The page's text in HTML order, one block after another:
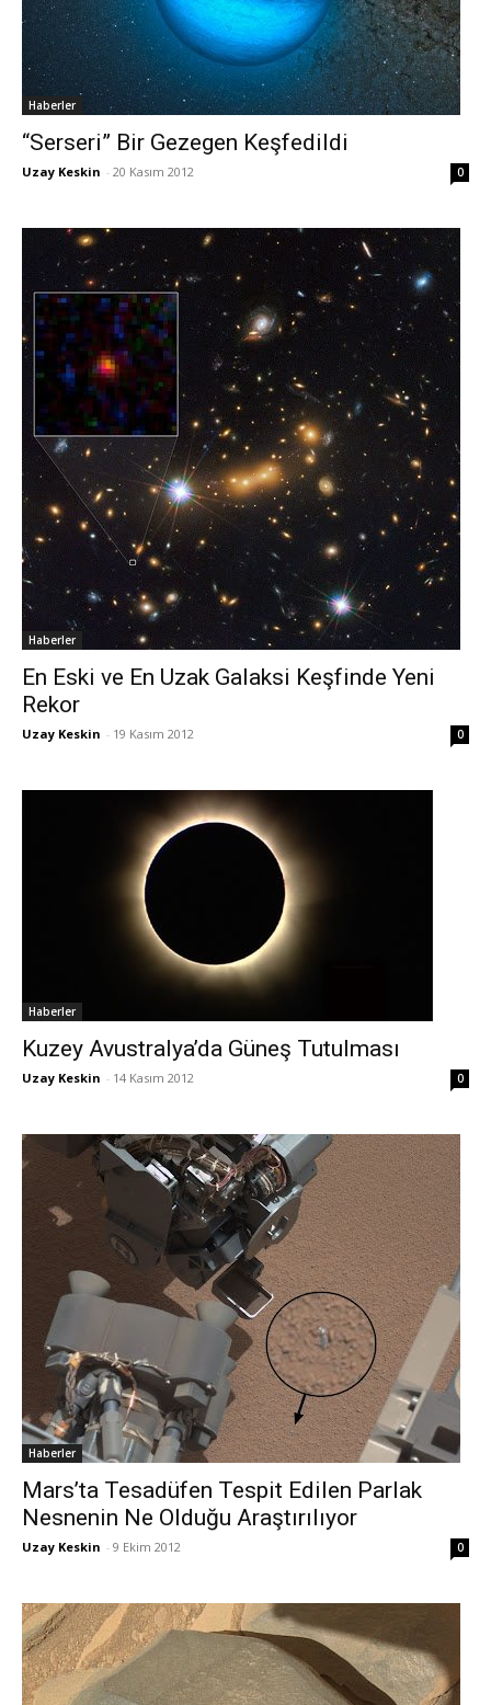
Haberler
“Serseri” Bir Gezegen Keşfedildi
Uzay Keskin - 20 Kasım 2012 0
Haberler
En Eski ve En Uzak Galaksi Keşfinde Yeni
Rekor
Uzay Keskin - 19 Kasım 2012 0
Haberler
Kuzey Avustralya’da Güneş Tutulması
Uzay Keskin - 14 Kasım 2012 0
Haberler
Mars’ta Tesadüfen Tespit Edilen Parlak
Nesnenin Ne Olduğu Araştırılıyor
Uzay Keskin - 9 Ekim 2012 0